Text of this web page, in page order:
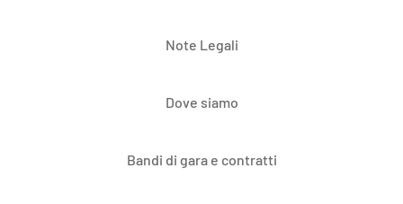
Note Legali
Dove siamo
Bandi di gara e contratti